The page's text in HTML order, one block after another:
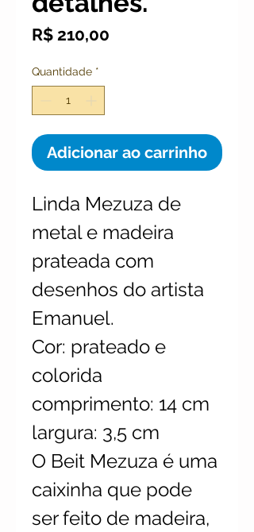
R$ 210,00
Quantidade *
Adicionar ao carrinho
Linda Mezuza de
metal e madeira
prateada com
desenhos do artista
Emanuel.
Cor: prateado e
colorida
comprimento: 14 cm
largura: 3,5 cm
O Beit Mezuza é uma
caixinha que pode
ser feito de madeira,